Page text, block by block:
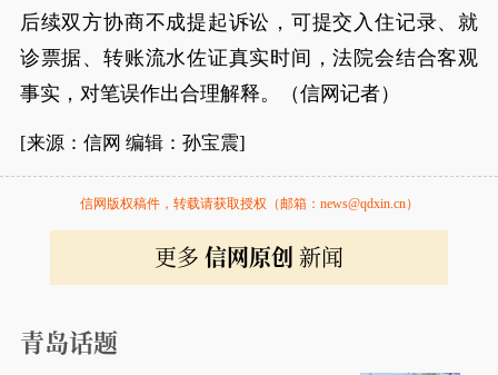
后续双方协商不成提起诉讼，可提交入住记录、就
诊票据、转账流水佐证真实时间，法院会结合客观
事实，对笔误作出合理解释。（信网记者）
[来源：信网 编辑：孙宝震]
信网版权稿件，转载请获取授权（邮箱：news@qdxin.cn）
更多 信网原创 新闻
青岛话题